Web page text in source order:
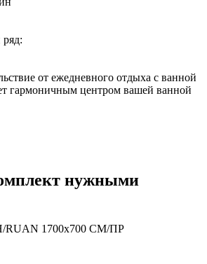
от ежедневного отдыха с ванной
гармоничным центром вашей ванной
нужными
RUAN 1700х700 СМ/ПР